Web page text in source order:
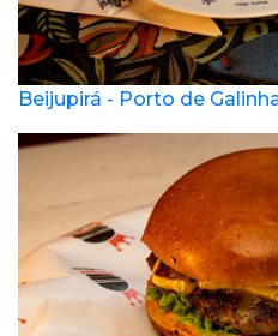
Beijupirá - Porto de